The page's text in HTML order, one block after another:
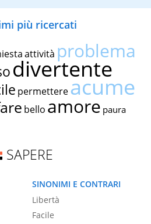
più ricercati
attività problema
divertente
permettereacume
bello amore paura
SAPERE
SINONIMI E CONTRARI
Libertà
Facile